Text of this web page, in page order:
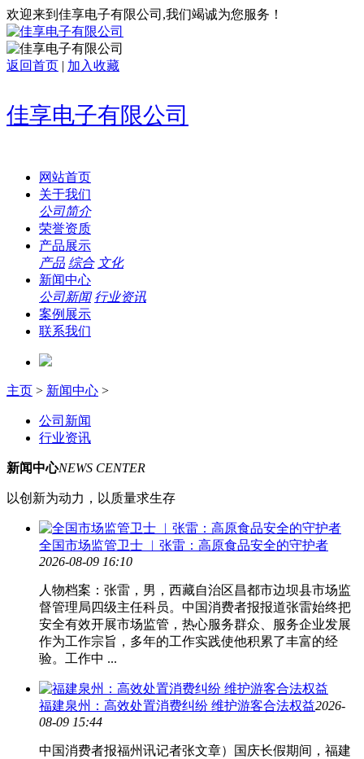
欢迎来到佳享电子有限公司,我们竭诚为您服务！
返回首页 | 加入收藏
佳享电子有限公司
网站首页
关于我们
公司简介
荣誉资质
产品展示
产品 综合 文化
新闻中心
公司新闻 行业资讯
案例展示
联系我们
主页 > 新闻中心 >
公司新闻
行业资讯
新闻中心NEWS CENTER
以创新为动力，以质量求生存
全国市场监管卫士 ︳张雷：高原食品安全的守护者
2026-08-09 16:10
人物档案：张雷，男，西藏自治区昌都市边坝县市场监
督管理局四级主任科员。中国消费者报报道张雷始终把
安全有效开展市场监管，热心服务群众、服务企业发展
作为工作宗旨，多年的工作实践使他积累了丰富的经
验。工作中 ...
福建泉州：高效处置消费纠纷 维护游客合法权益2026-
08-09 15:44
中国消费者报福州讯记者张文章）国庆长假期间，福建